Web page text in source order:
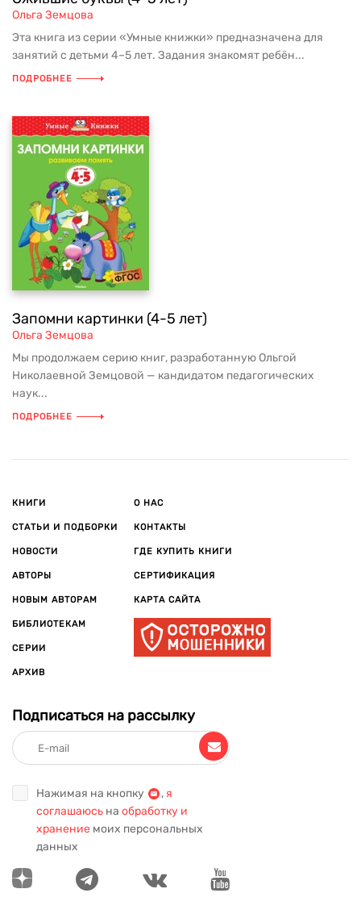
Ольга Земцова
Эта книга из серии «Умные книжки» предназначена для
занятий с детьми 4–5 лет. Задания знакомят ребён...
ПОДРОБНЕЕ
Запомни картинки (4-5 лет)
Ольга Земцова
Мы продолжаем серию книг, разработанную Ольгой
Николаевной Земцовой — кандидатом педагогических
наук...
ПОДРОБНЕЕ
КНИГИ
СТАТЬИ И ПОДБОРКИ
НОВОСТИ
АВТОРЫ
НОВЫМ АВТОРАМ
БИБЛИОТЕКАМ
СЕРИИ
АРХИВ
О НАС
КОНТАКТЫ
ГДЕ КУПИТЬ КНИГИ
СЕРТИФИКАЦИЯ
КАРТА САЙТА
Подписаться на рассылку
Нажимая на кнопку , я
соглашаюсь на обработку и
хранение моих персональных
данных